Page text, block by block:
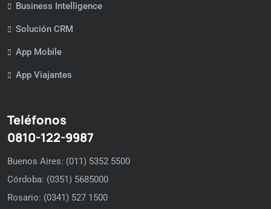
Business Intelligence
Solución CRM
App Mobile
App Viajantes
Teléfonos
0810-122-9987
Buenos Aires: (011) 5352 5500
Córdoba: (0351) 5685000
Rosario: (0341) 527 1500